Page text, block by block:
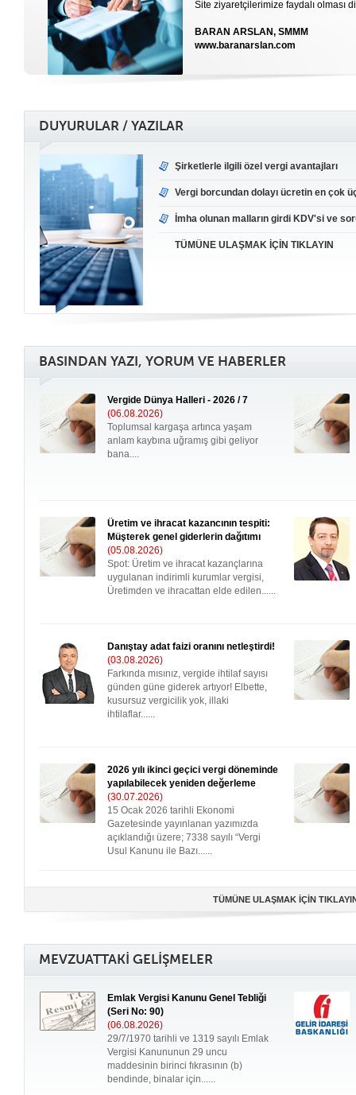
Site ziyaretçilerimize faydalı olması
BARAN ARSLAN, SMMM
www.baranarslan.com
DUYURULAR / YAZILAR
Şirketlerle ilgili özel vergi avantajları
Vergi borcundan dolayı ücretin en çok
İmha olunan malların girdi KDV'si ve
TÜMÜNE ULAŞMAK İÇİN TIKLAYIN
BASINDAN YAZI, YORUM VE HABERLER
Vergide Dünya Halleri - 2026 / 7
(06.08.2026)
Toplumsal kargaşa artınca yaşam
anlam kaybına uğramış gibi geliyor
bana....
Üretim ve ihracat kazancının tespiti:
Müşterek genel giderlerin dağıtımı
(05.08.2026)
Spot: Üretim ve ihracat kazançlarına
uygulanan indirimli kurumlar vergisi,
Üretimden ve ihracattan elde edilen......
Danıştay adat faizi oranını netleştirdi!
(03.08.2026)
Farkında mısınız, vergide ihtilaf sayısı
günden güne giderek artıyor! Elbette,
kusursuz vergicilik yok, illaki
ihtilaflar......
2026 yılı ikinci geçici vergi döneminde
yapılabilecek yeniden değerleme
(30.07.2026)
15 Ocak 2026 tarihli Ekonomi
Gazetesinde yayınlanan yazımızda
açıklandığı üzere; 7338 sayılı “Vergi
Usul Kanunu ile Bazı......
TÜMÜNE ULAŞMAK İÇİN
MEVZUATTAKİ GELİŞMELER
Emlak Vergisi Kanunu Genel Tebliği
(Seri No: 90)
(06.08.2026)
29/7/1970 tarihli ve 1319 sayılı Emlak
Vergisi Kanununun 29 uncu
maddesinin birinci fıkrasının (b)
bendinde, binalar için......